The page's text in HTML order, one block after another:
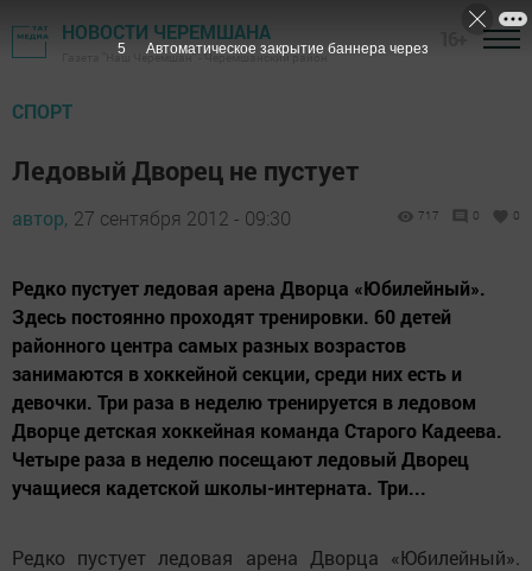
НОВОСТИ ЧЕРЕМШАНА
Газета "Наш Черемшан" - Черемшанский район
СПОРТ
Ледовый Дворец не пустует
автор, 27 сентября 2012 - 09:30 717 0 0
Редко пустует ледовая арена Дворца «Юбилейный».
Здесь постоянно проходят тренировки. 60 детей
районного центра самых разных возрастов
занимаются в хоккейной секции, среди них есть и
девочки. Три раза в неделю тренируется в ледовом
Дворце детская хоккейная команда Старого Кадеева.
Четыре раза в неделю посещают ледовый Дворец
учащиеся кадетской школы-интерната. Три...
Редко пустует ледовая арена Дворца «Юбилейный».
4 Автоматическое закрытие баннера через